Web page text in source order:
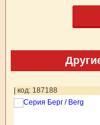
| код: 187188